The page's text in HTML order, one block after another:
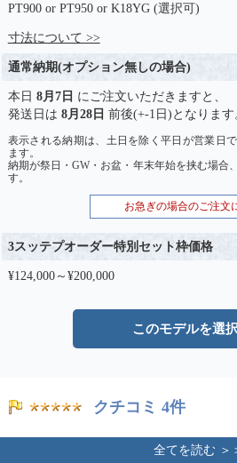
PT900 or PT950 or K18YG (選択可)
寸法について >>
通常納期(オプション無しの場合)
本日 8月7日 にご注文いただきますと、
発送日は 8月28日 前後(+-1日)となります
表示される納期は、土日を除く平日が営業日
ます。
納期が祭日・GW・お盆・年末年始を挟む場合
す。
お急ぎの場合のご注文
3スッテプオーダー特別セット枠価格
¥124,000～¥200,000
このモデルを選
クチコミ 4件